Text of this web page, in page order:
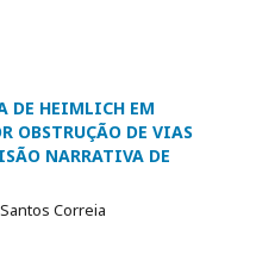
DE HEIMLICH EM
OBSTRUÇÃO DE VIAS
NARRATIVA DE
Correia